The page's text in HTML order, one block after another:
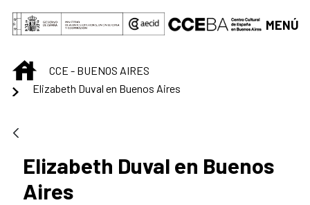
Saltar al contenido principal
MENÚ
INICIOCCE - BUENOS AIRES
Elizabeth Duval en Buenos Aires
Elizabeth Duval en Buenos
Aires